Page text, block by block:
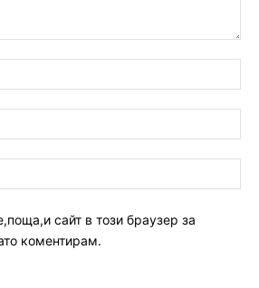
сайт в този браузер за
коментирам.